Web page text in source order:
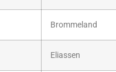
Brommeland
Eliassen